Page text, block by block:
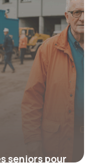
seniors pour